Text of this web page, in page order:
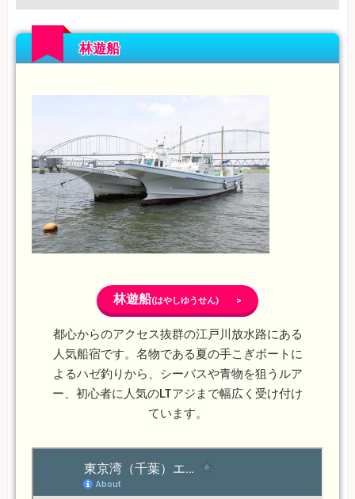
林遊船
林遊船(はやしゆうせん) >
都心からのアクセス抜群の江戸川放水路にある
人気船宿です。名物である夏の手こぎボートに
よるハゼ釣りから、シーバスや青物を狙うルア
ー、初心者に人気のLTアジまで幅広く受け付け
ています。